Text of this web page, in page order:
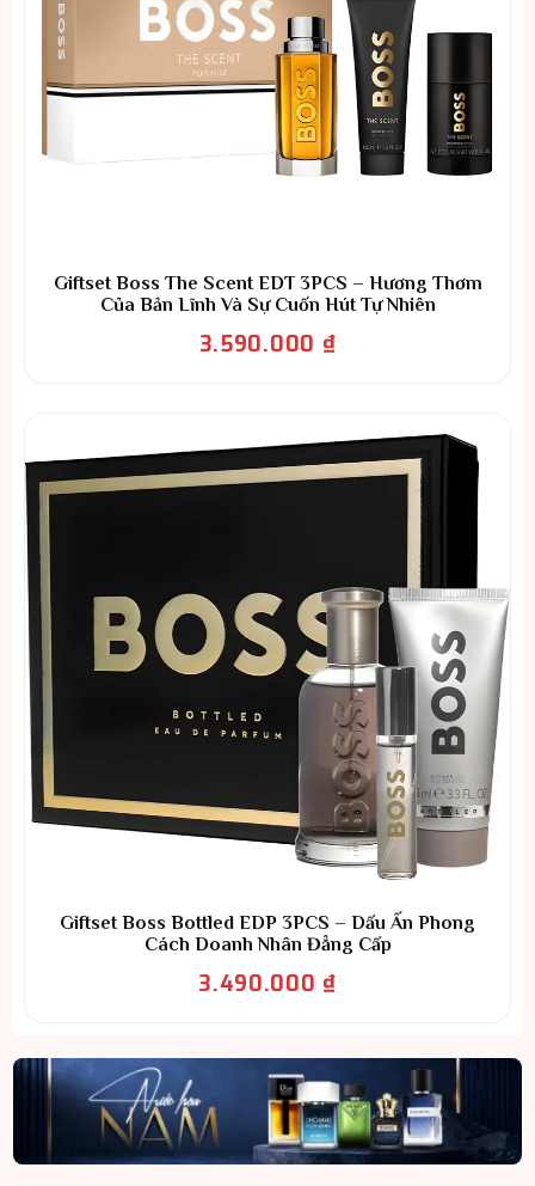
Giftset Boss The Scent EDT 3PCS – Hương Thơm
Của Bản Lĩnh Và Sự Cuốn Hút Tự Nhiên
3.590.000 ₫
Giftset Boss Bottled EDP 3PCS – Dấu Ấn Phong
Cách Doanh Nhân Đẳng Cấp
3.490.000₫